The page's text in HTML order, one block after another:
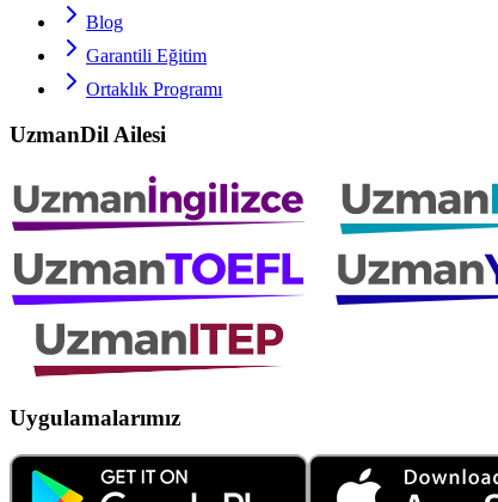
Blog
Garantili Eğitim
Ortaklık Programı
UzmanDil Ailesi
Uygulamalarımız